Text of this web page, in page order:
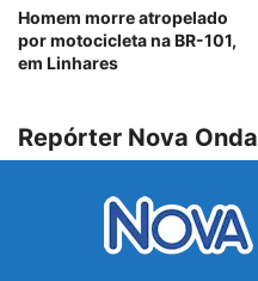
Homem morre atropelado
por motocicleta na BR-101,
em Linhares
Repórter Nova Onda